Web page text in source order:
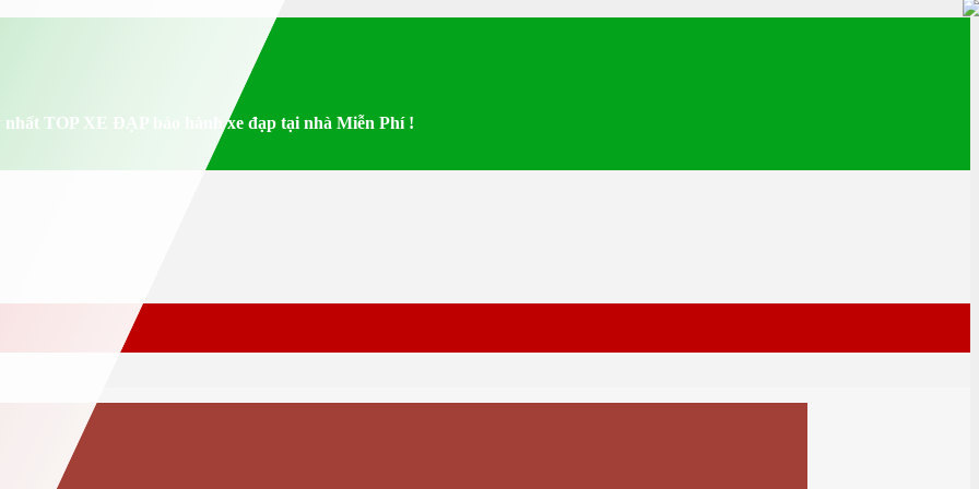
nhất TOP XE ĐẠP bảo hành xe đạp tại nhà Miễn Phí !